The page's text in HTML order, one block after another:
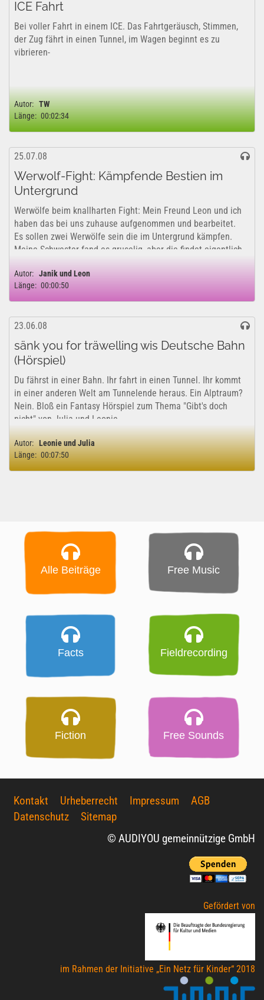
ICE Fahrt
Bei voller Fahrt in einem ICE. Das Fahrtgeräusch, Stimmen,
der Zug fährt in einen Tunnel, im Wagen beginnt es zu
vibrieren-
Autor: TW
Länge: 00:02:34
25.07.08
Werwolf-Fight: Kämpfende Bestien im
Untergrund
Werwölfe beim knallharten Fight: Mein Freund Leon und ich
haben das bei uns zuhause aufgenommen und bearbeitet.
Es sollen zwei Werwölfe sein die im Untergrund kämpfen.
Meine Schwester fand es gruselig, aber die findet eigentlich
Autor: Janik und Leon
Länge: 00:00:50
23.06.08
sänk you for träwelling wis Deutsche Bahn
(Hörspiel)
Du fährst in einer Bahn. Ihr fahrt in einen Tunnel. Ihr kommt
in einer anderen Welt am Tunnelende heraus. Ein Alptraum?
Nein. Bloß ein Fantasy Hörspiel zum Thema "Gibt's doch
nicht" von Julia und Leonie.
Autor: Leonie und Julia
Länge: 00:07:50
Alle Beiträge Free Music
Facts Fieldrecording
Fiction Free Sounds
Kontakt Urheberrecht Impressum
AGB
Datenschutz
Sitemap
© AUDIYOU gemeinnützige GmbH
Gefördert von
im Rahmen der Initiative „Ein Netz für Kinder“ 2018